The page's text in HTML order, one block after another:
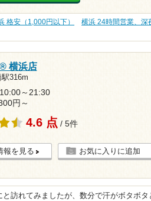
格安（1,000円以下） 横浜 24時間営業、深
横浜店
316m
～21:30
円～
4.6 点 / 5件
報を見る お気に入りに追加
訪れてみましたが、数分で汗がボタボタ